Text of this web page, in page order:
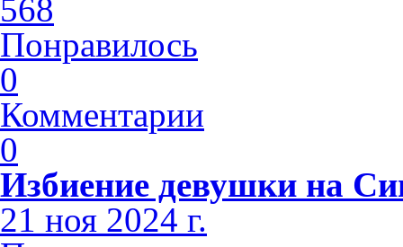
568
Понравилось
0
Комментарии
0
Избиение девушки на
21 ноя 2024 г.